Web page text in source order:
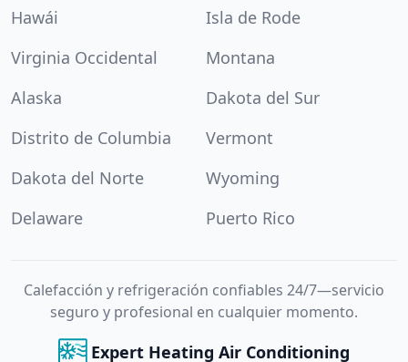
Hawái
Isla de Rode
Virginia Occidental
Montana
Alaska
Dakota del Sur
Distrito de Columbia
Vermont
Dakota del Norte
Wyoming
Delaware
Puerto Rico
Calefacción y refrigeración confiables 24/7—servicio
seguro y profesional en cualquier momento.
Expert Heating Air Conditioning